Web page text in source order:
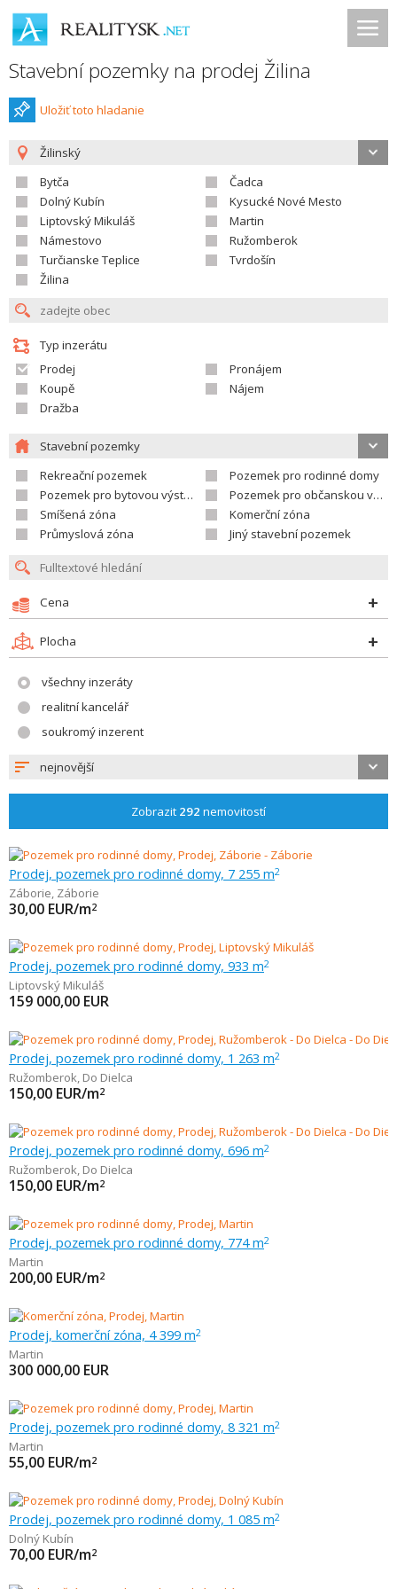
Stavební pozemky na prodej Žilina
Uložiť toto hladanie
Žilinský
Bytča
Čadca
Dolný Kubín
Kysucké Nové Mesto
Liptovský Mikuláš
Martin
Námestovo
Ružomberok
Turčianske Teplice
Tvrdošín
Žilina
Typ inzerátu
Prodej
Pronájem
Koupě
Nájem
Dražba
Stavební pozemky
Rekreační pozemek
Pozemek pro rodinné domy
Pozemek pro bytovou výstavbu
Pozemek pro občanskou vybavenost
Smíšená zóna
Komerční zóna
Průmyslová zóna
Jiný stavební pozemek
Cena
Plocha
všechny inzeráty
realitní kancelář
soukromý inzerent
nejnovější
Zobrazit 292 nemovitostí
Prodej, pozemek pro rodinné domy, 7 255 m2
Záborie, Záborie
30,00 EUR/m2
Prodej, pozemek pro rodinné domy, 933 m2
Liptovský Mikuláš
159 000,00 EUR
Prodej, pozemek pro rodinné domy, 1 263 m2
Ružomberok, Do Dielca
150,00 EUR/m2
Prodej, pozemek pro rodinné domy, 696 m2
Ružomberok, Do Dielca
150,00 EUR/m2
Prodej, pozemek pro rodinné domy, 774 m2
Martin
200,00 EUR/m2
Prodej, komerční zóna, 4 399 m2
Martin
300 000,00 EUR
Prodej, pozemek pro rodinné domy, 8 321 m2
Martin
55,00 EUR/m2
Prodej, pozemek pro rodinné domy, 1 085 m2
Dolný Kubín
70,00 EUR/m2